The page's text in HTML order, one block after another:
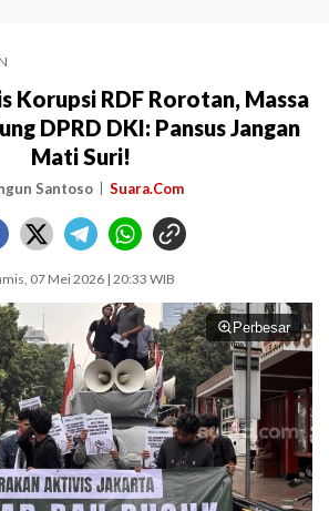
Korupsi RDF Rorotan, Massa
DPRD DKI: Pansus Jangan
Mati Suri!
Santoso Suara.Com
07 Mei 2026 | 20:33 WIB
Perbesar